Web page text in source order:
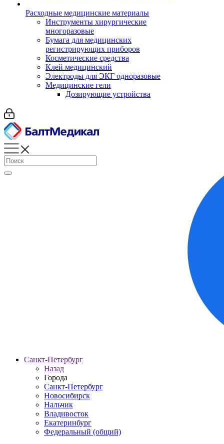
Расходные медицинские материалы
Инструменты хирургические
многоразовые
Бумага для медицинских
регистрирующих приборов
Косметические средства
Клей медицинский
Электроды для ЭКГ одноразовые
Медицинские гели
Дозирующие устройства
Санкт-Петербург
Назад
Города
Санкт-Петербург
Новосибирск
Нальчик
Владивосток
Екатеринбург
Федеральный (общий)